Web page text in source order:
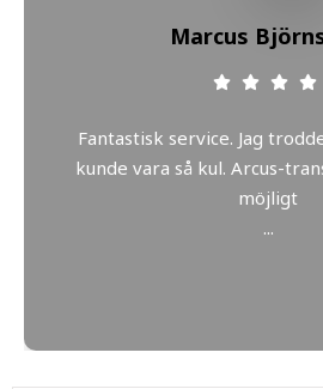
Marcus
Fantastisk service. Jag
kunde vara så kul. Arcus-
möjligt
...